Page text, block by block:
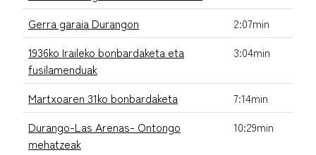
Gerra garaia Durangon
2:07min
1936ko Iraileko bonbardaketa eta
fusilamenduak
3:04min
Martxoaren 31ko bonbardaketa
7:14min
Durango-Las Arenas- Ontongo
mehatzeak
10:29min